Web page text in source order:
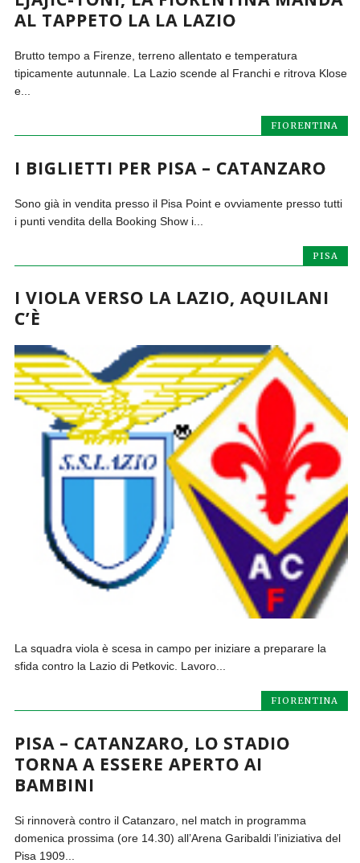
AL TAPPETO LA LA LAZIO
Brutto tempo a Firenze, terreno allentato e temperatura
tipicamente autunnale. La Lazio scende al Franchi e ritrova Klose
e...
FIORENTINA
I BIGLIETTI PER PISA – CATANZARO
Sono già in vendita presso il Pisa Point e ovviamente presso tutti
i punti vendita della Booking Show i...
PISA
I VIOLA VERSO LA LAZIO, AQUILANI
C’È
La squadra viola è scesa in campo per iniziare a preparare la
sfida contro la Lazio di Petkovic. Lavoro...
FIORENTINA
PISA – CATANZARO, LO STADIO
TORNA A ESSERE APERTO AI
BAMBINI
Si rinnoverà contro il Catanzaro, nel match in programma
domenica prossima (ore 14.30) all’Arena Garibaldi l’iniziativa del
Pisa 1909...